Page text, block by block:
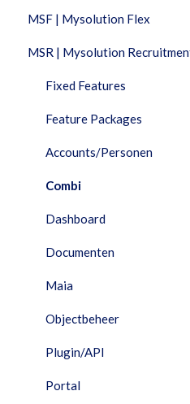
MSF | Mysolution Flex
Feature Packages
Beheer
Combi
Documenten
Facturatie
Financieel
HRM
Interfaces
Maia
Performance Dashboard
Planning
MSR | Mysolution
Fixed Features
Feature Packages
Accounts/Personen
Combi
Dashboard
Documenten
Maia
Objectbeheer
Plugin/API
Portal